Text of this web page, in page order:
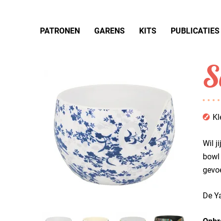
Wil
De
PATRONEN GARENS KITS PUBLICATIES